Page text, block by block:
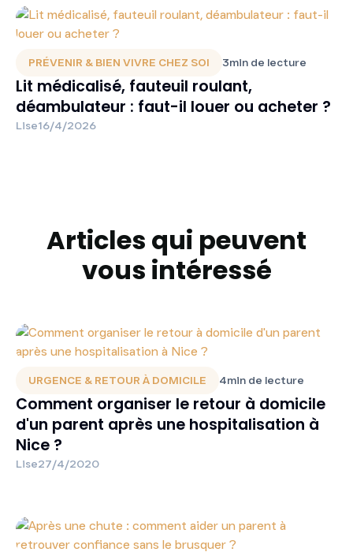
PRÉVENIR & BIEN VIVRE CHEZ SOI 3min de lecture
Lit médicalisé, fauteuil roulant,
déambulateur : faut-il louer ou acheter ?
Lise16/4/2026
Articles qui peuvent
vous intéressé
URGENCE & RETOUR À DOMICILE 4min de lecture
Comment organiser le retour à domicile
d'un parent après une hospitalisation à
Nice ?
Lise27/4/2020